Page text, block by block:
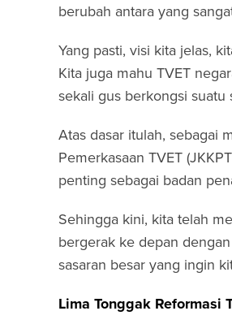
berubah antara yang
Yang pasti, visi kita jelas,
Kita juga mahu TVET
sekali gus berkongsi
Atas dasar itulah, sebagai
Pemerkasaan TVET
penting sebagai badan
Sehingga kini, kita telah
bergerak ke depan
sasaran besar yang ingin
Lima Tonggak Reformasi